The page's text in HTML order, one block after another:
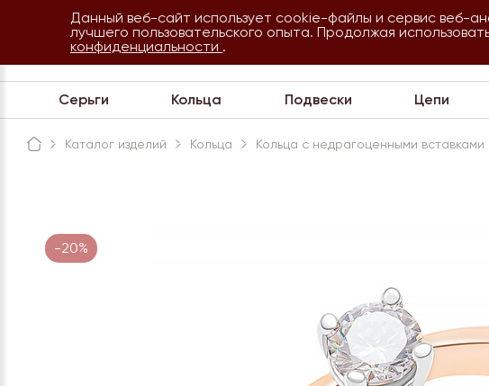
Сочи
8 800 234 35 54
Обратная связь
Серьги Кольца Подвески Цепи
Каталог изделий Кольца Кольца с недрагоценными вставками
-20%
Данный веб-сайт использует cookie-файлы и сервис веб-
лучшего пользовательского опыта. Продолжая
конфиденциальности .